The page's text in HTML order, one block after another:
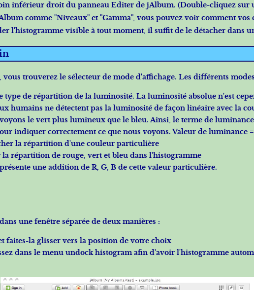
inférieur droit du panneau Editer de jAlbum. (Double-cliquez sur
comme "Niveaux" et "Gamma", vous pouvez voir comment
l'histogramme visible à tout moment, il suffit de le détacher dans
vous trouverez le sélecteur de mode d'affichage. Les différents
type de répartition de la luminosité. La luminosité absolue n'est
humains ne détectent pas la luminosité de façon linéaire avec la
le vert plus lumineux que le bleu. Ainsi, le terme de
indiquer correctement ce que nous voyons. Valeur de luminance =
la répartition d'une couleur particulière
répartition de rouge, vert et bleu dans l'histogramme
une addition de R, G, B de cette valeur particulière.
une fenêtre séparée de deux manières :
faites-la glisser vers la position de votre choix
dans le menu undock histogram afin d'avoir l'histogramme